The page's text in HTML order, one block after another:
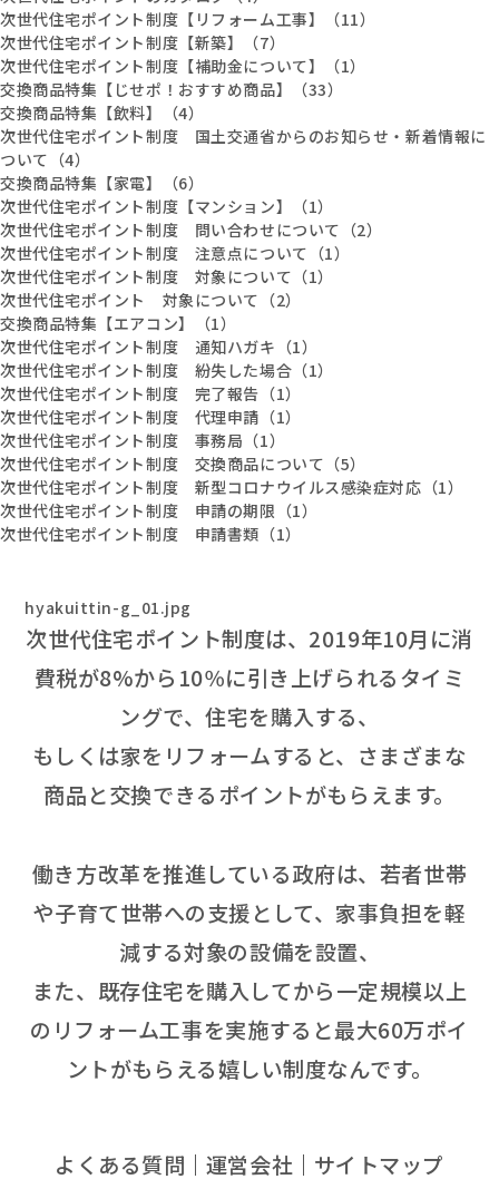
次世代住宅ポイント制度【リフォーム工事】（11）
次世代住宅ポイント制度【新築】（7）
次世代住宅ポイント制度【補助金について】（1）
交換商品特集【じせポ！おすすめ商品】（33）
交換商品特集【飲料】（4）
次世代住宅ポイント制度 国土交通省からのお知らせ・新着情報に
ついて（4）
交換商品特集【家電】（6）
次世代住宅ポイント制度【マンション】（1）
次世代住宅ポイント制度 問い合わせについて（2）
次世代住宅ポイント制度 注意点について（1）
次世代住宅ポイント制度 対象について（1）
次世代住宅ポイント 対象について（2）
交換商品特集【エアコン】（1）
次世代住宅ポイント制度 通知ハガキ（1）
次世代住宅ポイント制度 紛失した場合（1）
次世代住宅ポイント制度 完了報告（1）
次世代住宅ポイント制度 代理申請（1）
次世代住宅ポイント制度 事務局（1）
次世代住宅ポイント制度 交換商品について（5）
次世代住宅ポイント制度 新型コロナウイルス感染症対応（1）
次世代住宅ポイント制度 申請の期限（1）
次世代住宅ポイント制度 申請書類（1）
hyakuittin-g_01.jpg
次世代住宅ポイント制度は、2019年10月に消
費税が8%から10％に引き上げられるタイミ
ングで、住宅を購入する、
もしくは家をリフォームすると、さまざまな
商品と交換できるポイントがもらえます。
働き方改革を推進している政府は、若者世帯
や子育て世帯への支援として、家事負担を軽
減する対象の設備を設置、
また、既存住宅を購入してから一定規模以上
のリフォーム工事を実施すると最大60万ポイ
ントがもらえる嬉しい制度なんです。
よくある質問 運営会社 サイトマップ